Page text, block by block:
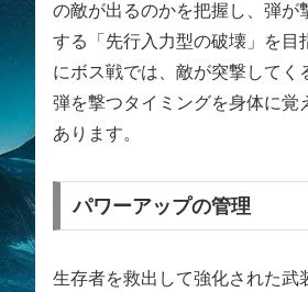
の敵が出るのかを把握し、弾が
する「先行入力型の破壊」を目
にボス戦では、敵が突撃してく
弾を撃つタイミングを身体に覚
あります。
パワーアップの管理
生存者を救出して強化された武